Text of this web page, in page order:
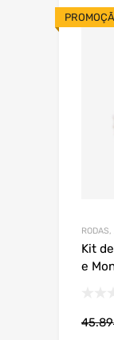
RODAS,
Kit
e
45.89